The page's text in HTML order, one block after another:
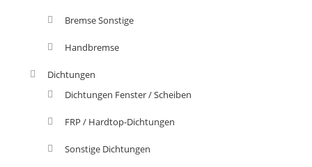
Bremse Sonstige
Handbremse
Dichtungen
Dichtungen Fenster / Scheiben
FRP / Hardtop-Dichtungen
Sonstige Dichtungen